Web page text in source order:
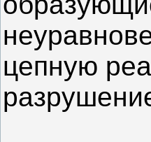
цепную